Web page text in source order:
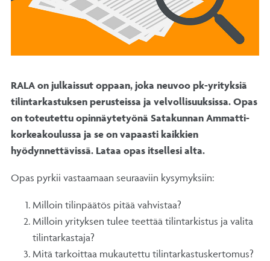
RALA on julkaissut oppaan, jo­ka neu­voo pk-yri­tyk­siä
ti­lin­tar­kas­tuk­sen pe­rus­teis­sa ja vel­vol­li­suuk­sis­sa. Opas
on to­teu­tet­tu opin­näy­te­työ­nä Sa­ta­kun­nan Am­mat­ti­
kor­kea­kou­lus­sa ja se on vapaasti kaikkien
hyödynnettävissä. Lataa opas itsellesi alta.
Opas pyr­kii vas­taa­maan seu­raa­viin ky­sy­myk­siin:
Mil­loin ti­lin­pää­tös pi­tää vah­vis­taa?
Mil­loin yri­tyk­sen tu­lee teet­tää ti­lin­tar­kis­tus ja va­li­ta
ti­lin­tar­kas­ta­ja?
Mi­tä tar­koit­taa mu­kau­tet­tu ti­lin­tar­kas­tus­ker­to­mus?